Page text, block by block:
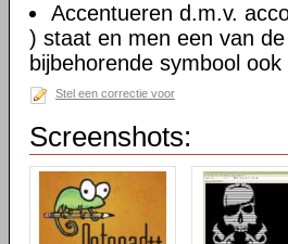
Accentueren d.m.v.
) staat en men een van
bijbehorende symbool ook
Stel een correctie voor
Screenshots: